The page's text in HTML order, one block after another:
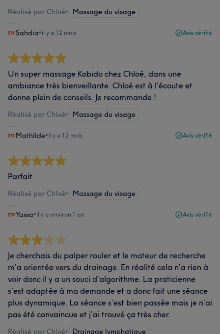
Réalisé par Chloé• Massage du visage
Sahdia•il y a 12 mois Avis vérifié
Un super massage Kobido chez Chloé, dans une
ambiance très bienveillante. Chloé est à l'écoute et
donne plein de conseils. Je recommande !
Réalisé par Chloé• Massage du visage
Mathilde•il y a 12 mois Avis vérifié
Parfait
Réalisé par Chloé• Massage du visage
Yawa•il y a environ 1 an Avis vérifié
Je cherchais du palper rouler et le moteur de recherche
m’a orientée vers du drainage. En réalité cela n’a rien à
voir donc il y a un souci d’algorithme. La praticienne
s’est adaptée à ma demande et a donc fait une séance
plus dynamique. La séance s’est bien passée mais je n’ai
pas été convaincue et j’ai trouvé ça très cher.
Réalisé par Chloé• Drainage lymphatique